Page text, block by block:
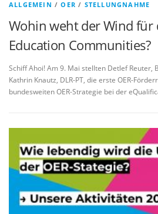
ALLGEMEIN /OER / STELLUNGNAHME
Wohin weht der Wind für
Education Communities?
Schiff Ahoi! Am 9. Mai stellten Detlef Reuter,
Kathrin Knautz, DLR-PT, die erste OER-
bundesweiten OER-Strategie bei der